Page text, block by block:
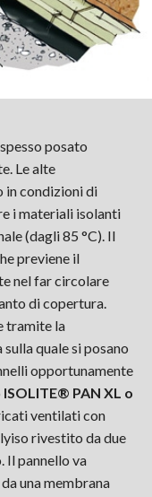
posato
Le alte
in condizioni di
i materiali isolanti
(dagli 85 °C). Il
previene il
nel far circolare
di copertura.
tramite la
quale si posano
opportunamente
ISOLITE® PAN XL o
ventilati con
rivestito da due
pannello va
una membrana